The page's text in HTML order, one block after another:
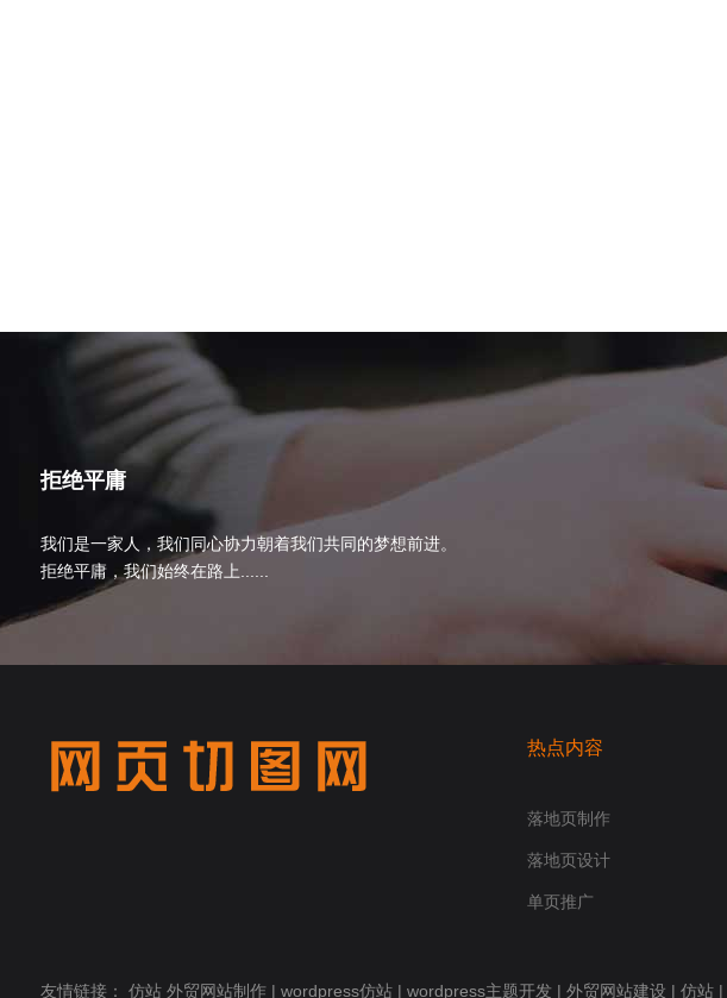
拒绝平庸
我们是一家人，我们同心协力朝着我们共同的梦想前进。
拒绝平庸，我们始终在路上......
热点内容
落地页制作
落地页设计
单页推广
友情链接： 仿站 外贸网站制作| wordpress仿站| wordpress主题开发| 外贸网站建设 | 仿站|